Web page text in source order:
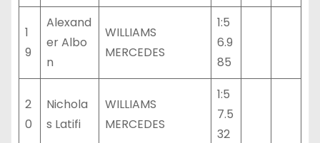
1
9
Alexand
er Albo
n
WILLIAMS
MERCEDES
1:5
6.9
85
2
0
Nichola
s Latifi
WILLIAMS
MERCEDES
1:5
7.5
32